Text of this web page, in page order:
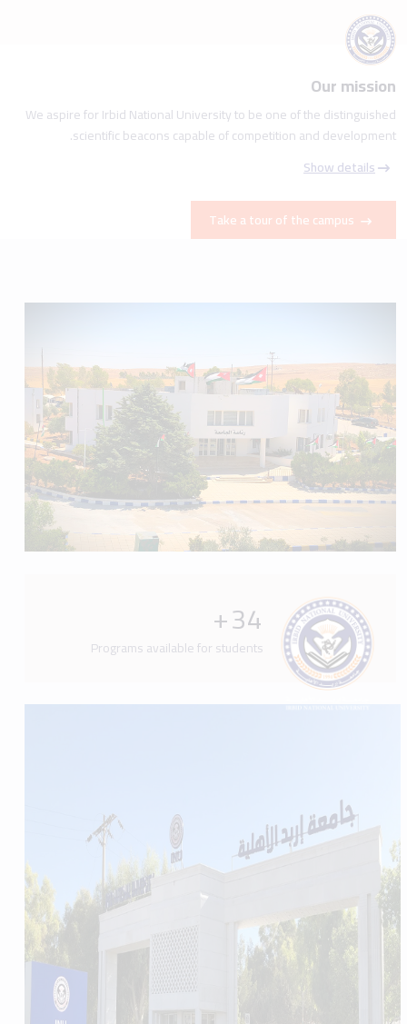
Our mission
We aspire for Irbid National University to be one of the distinguished
scientific beacons capable of competition and development.
Show details
Take a tour of the campus
34
+
Programs available for students